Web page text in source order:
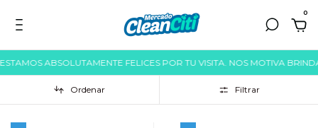
0
ABSOLUTAMENTE FELICES POR TU VISITA. NOS MOTIVA
Ordenar Filtrar